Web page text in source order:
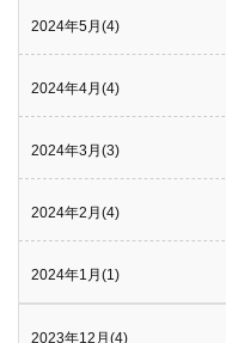
2024年5月(4)
2024年4月(4)
2024年3月(3)
2024年2月(4)
2024年1月(1)
2023年12月(4)